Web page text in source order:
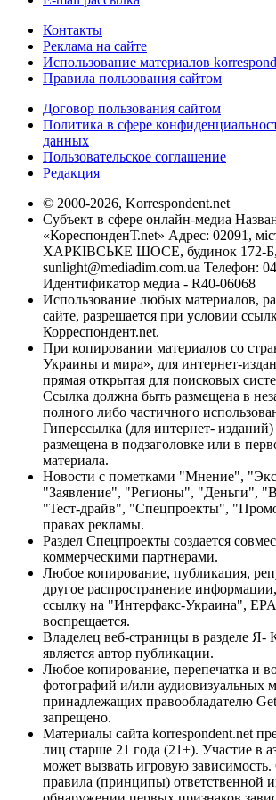
Контакты
Реклама на сайте
Использование материалов
Правила пользования сайтом
Договор пользования сайтом
Политика в сфере
данных
Пользовательское соглашение
Редакция
© 2000-2026, Korrespondent.net
Субъект в сфере онлайн-медиа
«КореспонденТ.net» Адрес: 02091,
ХАРКІВСЬКЕ ШОСЕ, будинок 172-Б,
sunlight@mediadim.com.ua Телефон:
Идентификатор медиа - R40-06068
Использование любых материалов,
сайте, разрешается при условии
Корреспондент.net.
При копировании материалов со
Украины и мира», для интернет-
прямая открытая для поисковых
Ссылка должна быть размещена в
полного либо частичного
Гиперссылка (для интернет-
размещена в подзаголовке или в
материала.
Новости с пометками "Мнение",
"Заявление", "Регионы", "Деньги",
"Тест-драйв", "Спецпроекты",
правах рекламы.
Раздел Спецпроекты создается
коммерческими партнерами.
Любое копирование, публикация,
другое распространение
ссылку на "Интерфакс-Украина",
воспрещается.
Владелец веб-страницы в разделе Я-
является автор публикации.
Любое копирование, перепечатка и
фотографий и/или аудиовизуальных
принадлежащих правообладателю
запрещено.
Материалы сайта korrespondent.net
лиц старше 21 года (21+). Участие в
может вызвать игровую
правила (принципы) ответственной